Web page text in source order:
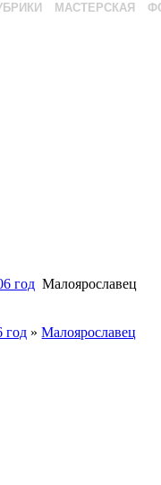
МАСТЕРСКАЯ
год Малоярославец
год »Малоярославец